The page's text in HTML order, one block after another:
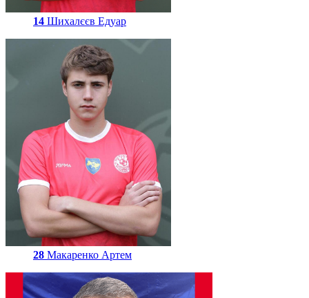
14 Шихалєєв Едуар
28 Макаренко Артем